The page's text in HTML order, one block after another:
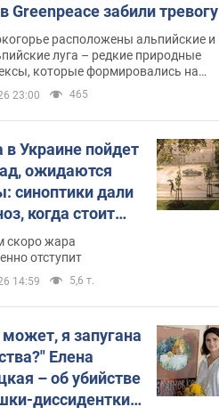
Greenpeace забили тревогу
расположены альпийские и
луга – редкие природные
которые формировались на
сотен лет
23:00 465
Украине пойдет
ожидаются
синоптики дали
когда стоит
изменения
скоро жара
отступит
14:59 5,6 т.
я запугана
Елена
– об убийстве
диссидентки